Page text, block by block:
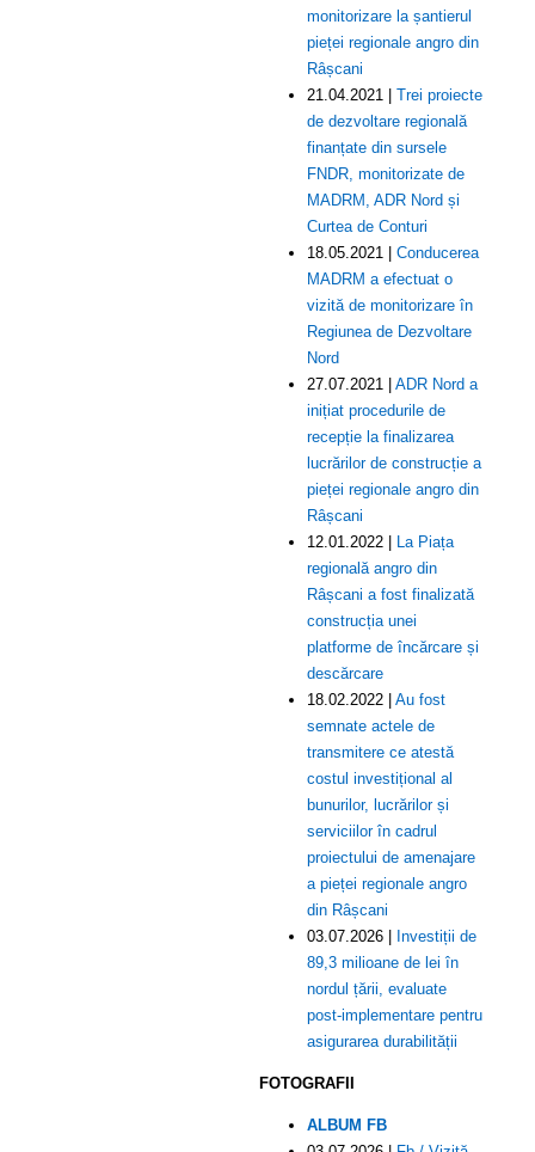
monitorizare la șantierul
pieței regionale angro din
Râșcani
21.04.2021 | Trei proiecte
de dezvoltare regională
finanțate din sursele
FNDR, monitorizate de
MADRM, ADR Nord și
Curtea de Conturi
18.05.2021 | Conducerea
MADRM a efectuat o
vizită de monitorizare în
Regiunea de Dezvoltare
Nord
27.07.2021 | ADR Nord a
inițiat procedurile de
recepție la finalizarea
lucrărilor de construcție a
pieței regionale angro din
Râșcani
12.01.2022 |
La Piața
regională angro din
Râșcani a fost finalizată
construcția unei
platforme de încărcare și
descărcare
18.02.2022 | Au fost
semnate actele de
transmitere ce atestă
costul investițional al
bunurilor, lucrărilor și
serviciilor în cadrul
proiectului de amenajare
a pieței regionale angro
din Râșcani
03.07.2026 |
Investiții de
89,3 milioane de lei în
nordul țării, evaluate
post-implementare pentru
asigurarea durabilității
FOTOGRAFII
ALBUM FB